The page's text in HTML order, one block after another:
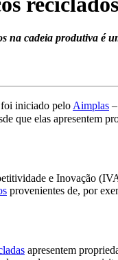
na cadeia produtiva é
foi iniciado peloAimplas
que elas apresentem
e Inovação
provenientes de, por
apresentem